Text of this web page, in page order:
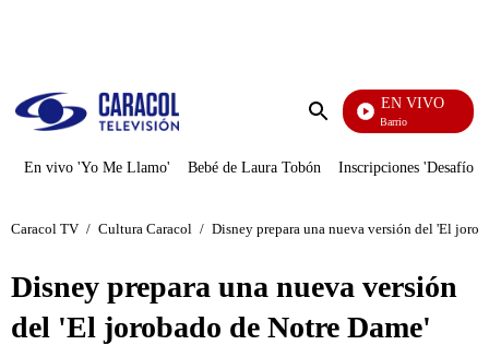
Enviar
EN VIVO
María La Del Barrio
En vivo 'Yo Me Llamo' Bebé de Laura Tobón Inscripciones 'Desafío'
Caracol TV / Cultura Caracol / Disney prepara una nueva versión del 'El
Disney prepara una nueva versión
del 'El jorobado de Notre Dame'